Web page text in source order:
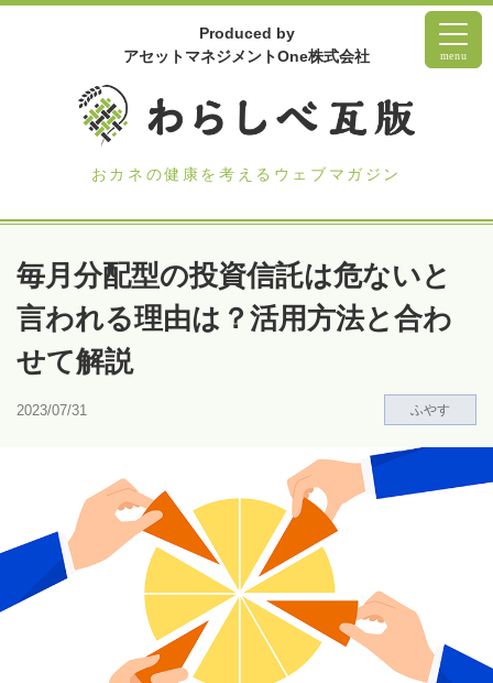
Produced by
アセットマネジメントOne株式会社
おカネの健康を考えるウェブマガジン
menu
毎月分配型の投資信託は危ないと
言われる理由は？活用方法と合わ
せて解説
2023/07/31 ふやす